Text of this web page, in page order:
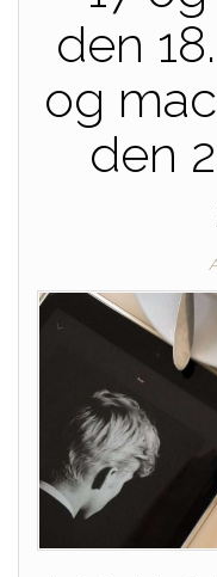
den
og
den